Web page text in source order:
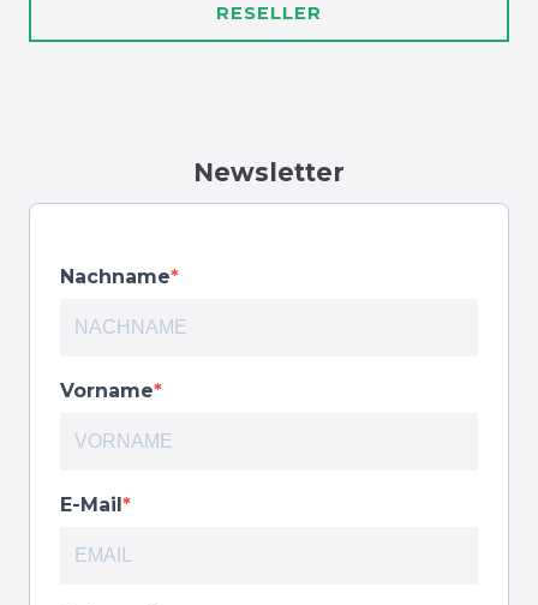
RESELLER
Newsletter
Nachname
Vorname
E-Mail